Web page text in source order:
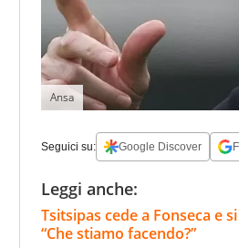
Ansa
Seguici su: Google Discover
Leggi anche:
Tsitsipas cede a Fonseca e
“Che stiamo facendo?”